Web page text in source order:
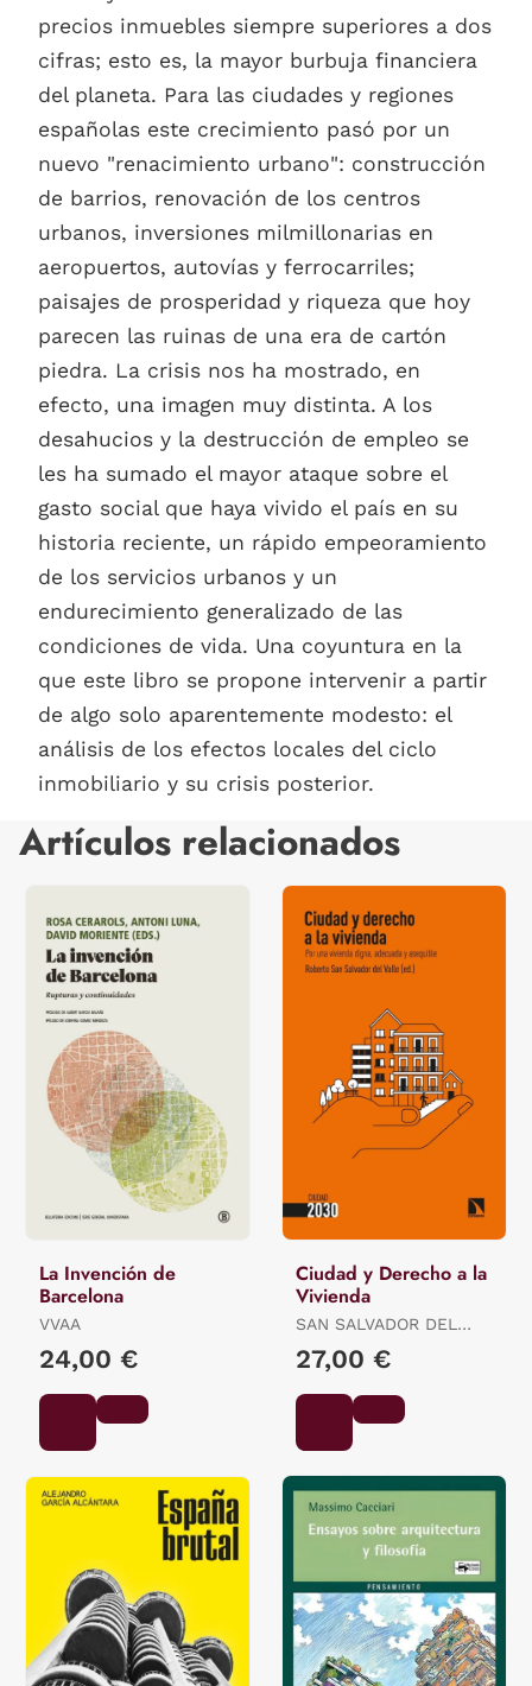
precios inmuebles siempre superiores a dos
cifras; esto es, la mayor burbuja financiera
del planeta. Para las ciudades y regiones
españolas este crecimiento pasó por un
nuevo "renacimiento urbano": construcción
de barrios, renovación de los centros
urbanos, inversiones milmillonarias en
aeropuertos, autovías y ferrocarriles;
paisajes de prosperidad y riqueza que hoy
parecen las ruinas de una era de cartón
piedra. La crisis nos ha mostrado, en
efecto, una imagen muy distinta. A los
desahucios y la destrucción de empleo se
les ha sumado el mayor ataque sobre el
gasto social que haya vivido el país en su
historia reciente, un rápido empeoramiento
de los servicios urbanos y un
endurecimiento generalizado de las
condiciones de vida. Una coyuntura en la
que este libro se propone intervenir a partir
de algo solo aparentemente modesto: el
análisis de los efectos locales del ciclo
inmobiliario y su crisis posterior.
Artículos relacionados
La Invención de
Barcelona
VVAA
24,00 €
Ciudad y Derecho a la
Vivienda
SAN SALVADOR DEL
27,00 €